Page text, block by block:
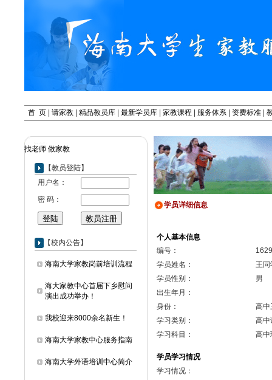
首 页 请家教 精品教员库 最新学员库 家教课程 服务体系 资费标准
找老师 做家教
【教员登陆】
用户名：
密 码：
【校内公告】
海南大学家教岗前培训流程
海大家教中心首届下乡慰问
演出成功举办！
我校迎来8000余名新生！
海南大学家教中心服务指南
海南大学外语培训中心简介
学员详细信息
个人基本信息
编号：
1629
学员姓名：
王同
学员性别：
男
出生年月：
身份：
高中
学习类别：
高
学习科目：
高
学员学习情况
学习情况：